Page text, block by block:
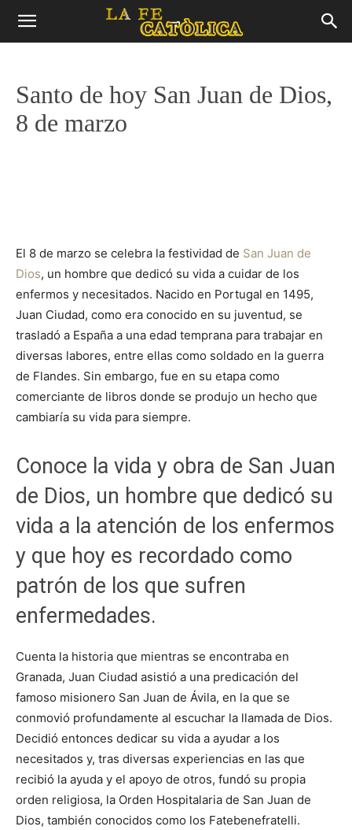
Santo de hoy San Juan de Dios,
8 de marzo
El 8 de marzo se celebra la festividad de San Juan de
Dios, un hombre que dedicó su vida a cuidar de los
enfermos y necesitados. Nacido en Portugal en 1495,
Juan Ciudad, como era conocido en su juventud, se
trasladó a España a una edad temprana para trabajar en
diversas labores, entre ellas como soldado en la guerra
de Flandes. Sin embargo, fue en su etapa como
comerciante de libros donde se produjo un hecho que
cambiaría su vida para siempre.
Conoce la vida y obra de San Juan
de Dios, un hombre que dedicó su
vida a la atención de los enfermos
y que hoy es recordado como
patrón de los que sufren
enfermedades.
Cuenta la historia que mientras se encontraba en
Granada, Juan Ciudad asistió a una predicación del
famoso misionero San Juan de Ávila, en la que se
conmovió profundamente al escuchar la llamada de Dios.
Decidió entonces dedicar su vida a ayudar a los
necesitados y, tras diversas experiencias en las que
recibió la ayuda y el apoyo de otros, fundó su propia
orden religiosa, la Orden Hospitalaria de San Juan de
Dios, también conocidos como los Fatebenefratelli.